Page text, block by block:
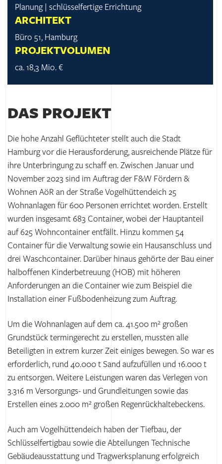
Planung | schlüsselfertige Errichtung
ARCHITEKT
Büro 51, Hamburg
PROJEKTVOLUMEN
ca. 18,3 Mio. €
DAS PROJEKT
Die hohe Anzahl Geflüchteter stellt auch die Stadt
Hamburg vor die Herausforderung, ausreichende Plätze für
ihre Unterbringung zu schaff en. Zwischen Januar und
November 2023 sind im Auftrag der F&W Fördern &
Wohnen AöR an der Straße Vogelhüttendeich 25
Wohnanlagen für 600 Personen errichtet worden. Erstellt
wurden insgesamt 683 Container, wobei der Hauptanteil
auf 625 Wohncontainer entfällt. Hinzu kommen 54
Container für die Verwaltung sowie ein Hausanschluss und
drei Waschcontainer. Darüber hinaus gehörte der Bau einer
halboffenen Kinderbetreuung (HOB) mit höheren
Anforderungen an die Container wie zum Beispiel die
Installation einer Fußbodenheizung zum Auftrag.
Um die Wohnanlagen auf dem ca. 41.500 m² großen
Grundstück termingerecht zu erstellen, mussten alle
Beteiligten in extrem kurzer Zeit einiges bewegen. So war es
erforderlich, rund 40.000 t Sand aufzufüllen und 16.000 t
zu entsorgen. Weitere Leistungen waren das Verlegen von
3.316 m Versorgungs- und Grundleitungen sowie das
Erstellen eines 2.000 m² großen Regenrückhaltebeckens.
Auch am Vogelhüttendeich haben der Tiefbau, der
Schlüsselfertigbau sowie die Abteilungen Technische
Gebäudeausstattung und Tragwerksplanung erfolgreich